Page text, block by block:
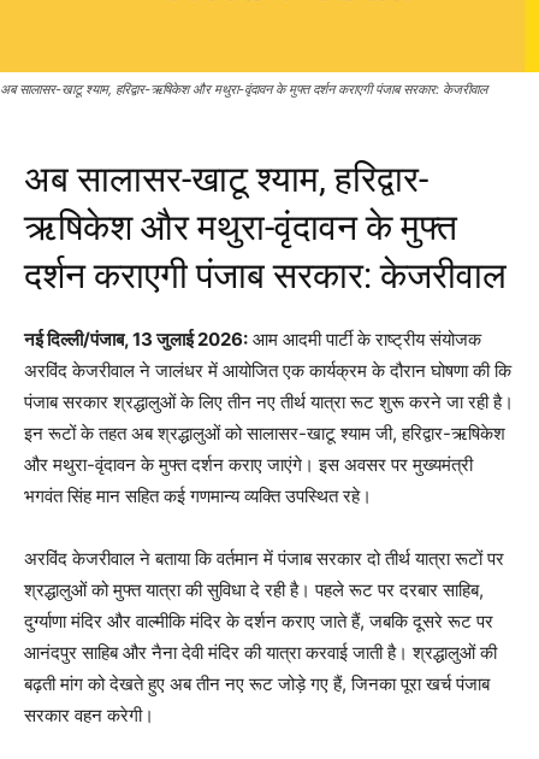
अब सालासर-खाटू श्याम, हरिद्वार-ऋषिकेश और मथुरा-वृंदावन के मुफ्त दर्शन कराएगी पंजाब सरकार: केजरीवाल
अब सालासर-खाटू श्याम, हरिद्वार-
ऋषिकेश और मथुरा-वृंदावन के मुफ्त
दर्शन कराएगी पंजाब सरकार: केजरीवाल
नई दिल्ली/पंजाब, 13 जुलाई 2026: आम आदमी पार्टी के राष्ट्रीय संयोजक
अरविंद केजरीवाल ने जालंधर में आयोजित एक कार्यक्रम के दौरान घोषणा की कि
पंजाब सरकार श्रद्धालुओं के लिए तीन नए तीर्थ यात्रा रूट शुरू करने जा रही है।
इन रूटों के तहत अब श्रद्धालुओं को सालासर-खाटू श्याम जी, हरिद्वार-ऋषिकेश
और मथुरा-वृंदावन के मुफ्त दर्शन कराए जाएंगे। इस अवसर पर मुख्यमंत्री
भगवंत सिंह मान सहित कई गणमान्य व्यक्ति उपस्थित रहे।
अरविंद केजरीवाल ने बताया कि वर्तमान में पंजाब सरकार दो तीर्थ यात्रा रूटों पर
श्रद्धालुओं को मुफ्त यात्रा की सुविधा दे रही है। पहले रूट पर दरबार साहिब,
दुर्ग्याणा मंदिर और वाल्मीकि मंदिर के दर्शन कराए जाते हैं, जबकि दूसरे रूट पर
आनंदपुर साहिब और नैना देवी मंदिर की यात्रा करवाई जाती है। श्रद्धालुओं की
बढ़ती मांग को देखते हुए अब तीन नए रूट जोड़े गए हैं, जिनका पूरा खर्च पंजाब
सरकार वहन करेगी।